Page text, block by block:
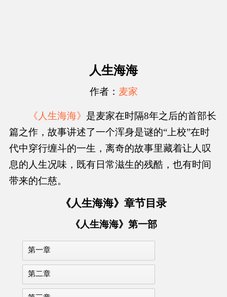
人生海海
作者： 麦家
《人生海海》 是麦家在时隔8年之后的首部长
篇之作，故事讲述了一个浑身是谜的“上校”在时
代中穿行缠斗的一生，离奇的故事里藏着让人叹
息的人生况味，既有日常滋生的残酷，也有时间
带来的仁慈。
《人生海海》章节目录
《人生海海》第一部
第一章
第二章